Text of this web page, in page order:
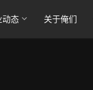
动态 关于俺们